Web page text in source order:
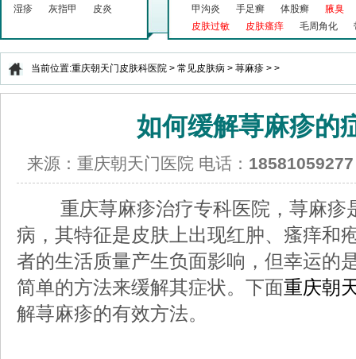
湿疹
灰指甲 皮炎
甲沟炎
手足癣 体股癣
腋臭
皮肤过敏
皮肤瘙痒 毛周角化
当前位置:重庆朝天门皮肤科医院 > 常见皮肤病 > 荨麻疹 > >
如何缓解荨麻疹的
来源：重庆朝天门医院 电话： 18581059277
重庆荨麻疹治疗专科医院，荨麻疹
病，其特征是皮肤上出现红肿、瘙痒和
者的生活质量产生负面影响，但幸运的
简单的方法来缓解其症状。下面重庆朝
解荨麻疹的有效方法。